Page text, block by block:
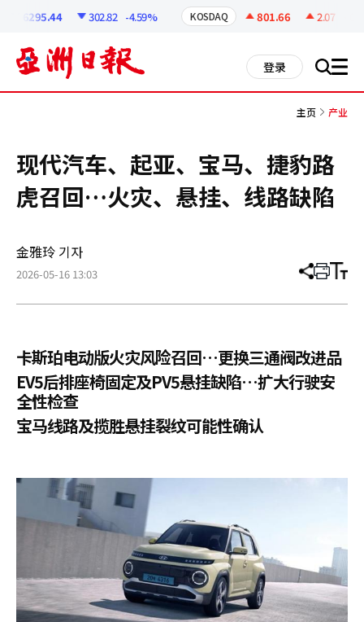
6295.44 302.82 -4.59% KOSDAQ 801.66 2.07
登录 搜 all
主页 产业
现代汽车、起亚、宝马、捷豹路
虎召回…火灾、悬挂、线路缺陷
金雅玲 기자
2026-05-16 13:03 分
章
打 调
小
卡斯珀电动版火灾风险召回…更换三通阀改进品
EV5后排座椅固定及PV5悬挂缺陷…扩大行驶安
全性检查
宝马线路及揽胜悬挂裂纹可能性确认